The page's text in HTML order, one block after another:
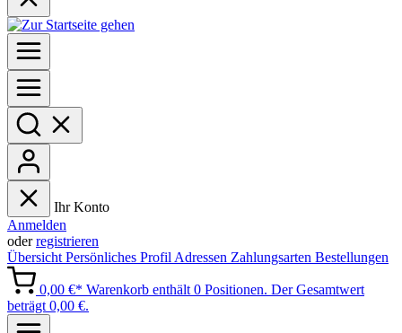
Ihr Konto
Anmelden
oderregistrieren
Übersicht Persönliches Profil Adressen Zahlungsarten Bestellungen
0,00 €* Warenkorb enthält 0 Positionen. Der Gesamtwert
beträgt 0,00 €.